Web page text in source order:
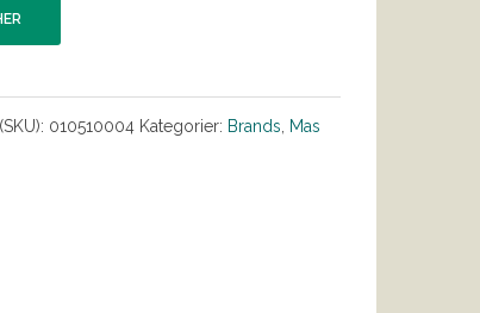
010510004 Kategorier: Brands
Mas